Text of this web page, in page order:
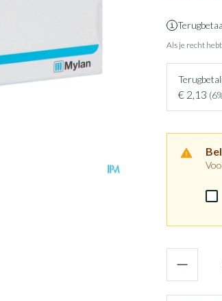
Als je recht
€ 2,13